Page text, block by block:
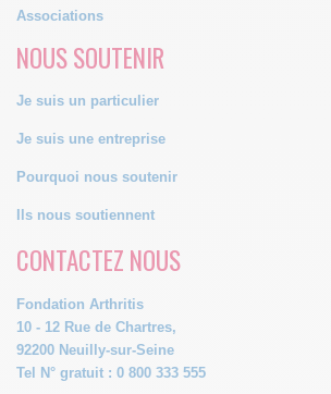
Associations
NOUS SOUTENIR
Je suis un particulier
Je suis une entreprise
Pourquoi nous soutenir
Ils nous soutiennent
CONTACTEZ NOUS
Fondation Arthritis
10 - 12 Rue de Chartres,
92200 Neuilly-sur-Seine
Tel N° gratuit : 0 800 333 555